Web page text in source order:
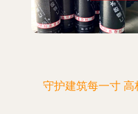
守护建筑每一寸